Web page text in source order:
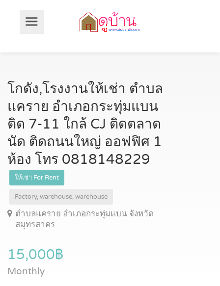
โกดัง,โรงงานให้เช่า ตำบล
แคราย อำเภอกระทุ่มแบน
ติด 7-11 ใกล้ CJ ติดตลาด
นัด ติดถนนใหญ่ ออฟฟิศ 1
ห้อง โทร 0818148229
ให้เช่า For Rent
Factory, warehouse, warehouse
ตำบลแคราย อำเภอกระทุ่มแบน จังหวัด
สมุทรสาคร
15,000฿
Monthly